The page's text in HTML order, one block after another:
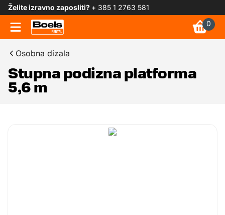
Želite izravno zaposliti? + 385 1 2763 581
0
Osobna dizala
Stupna podizna platforma
5,6 m